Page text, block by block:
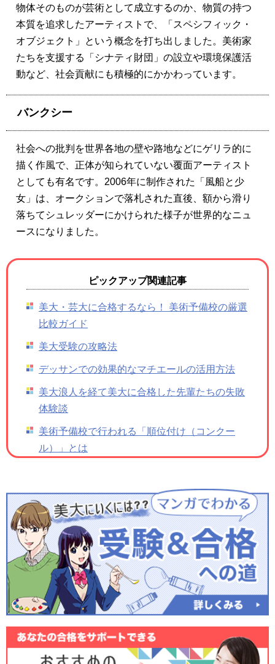
物体そのものが芸術として成立するのか、物質の持つ
本質を追求したアーティストで、「スペシフィック・
オブジェクト」という概念を打ち出しました。美術家
たちを支援する「シナティ財団」の設立や環境保護活
動など、社会貢献にも積極的にかかわっています。
バンクシー
社会への批判を世界各地の壁や路地などにゲリラ的に
描く作風で、正体が知られていない覆面アーティスト
としても有名です。2006年に制作された「風船と少
女」は、オークションで落札された直後、額から滑り
落ちてシュレッダーにかけられた様子が世界的なニュ
ースになりました。
ピックアップ関連記事
美大・芸大に合格するなら！ 美術予備校の厳選
比較ガイド
美大受験の攻略法
デッサンでの効果的なマチエールの活用方法
美大浪人を経て美大に合格した先輩たちの失敗
体験談
美術予備校で行われる「順位付け（コンクー
ル）」とは